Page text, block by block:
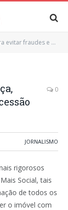
e injustiça, Estado fecha o cerco na concessão do Mais Social
0
JORNALISMO
rigorosos
Social, tais
de todos os
o imóvel com